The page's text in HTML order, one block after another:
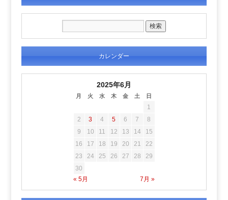
カレンダー
2025年6月
月 火 水 木 金 土 日
« 5月 7月 »
1
2
3 4 5 6 7
8
9
10 11 12 13 14
15
16
17 18 19 20 21
22
23
24 25 26 27 28
29
30